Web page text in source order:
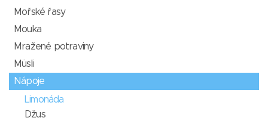
Mořské řasy
Mouka
Mražené potraviny
Müsli
Nápoje
Limonáda
Džus